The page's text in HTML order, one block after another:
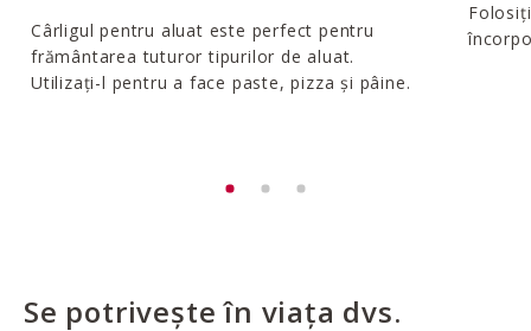
Cârligul pentru aluat este perfect pentru
frământarea tuturor tipurilor de aluat.
Utilizați-l pentru a face paste, pizza și pâine.
Se potrivește în viața dvs.